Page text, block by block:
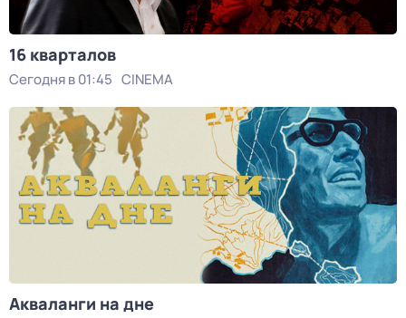
16 кварталов
Сегодня в 01:45 CINEMA
Акваланги на дне